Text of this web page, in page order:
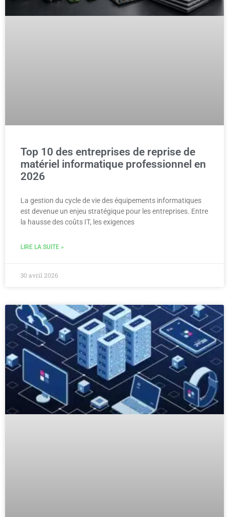
Top 10 des entreprises de reprise de
matériel informatique professionnel en
2026
La gestion du cycle de vie des équipements informatiques
est devenue un enjeu stratégique pour les entreprises. Entre
la hausse des coûts IT, les exigences
LIRE LA SUITE »
30 avril 2026